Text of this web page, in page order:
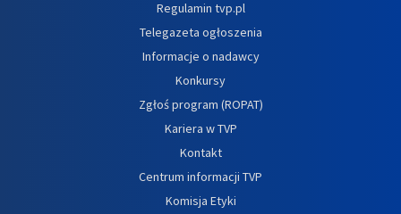
Regulamin tvp.pl
Telegazeta ogłoszenia
Informacje o nadawcy
Konkursy
Zgłoś program (ROPAT)
Kariera w TVP
Kontakt
Centrum informacji TVP
Komisja Etyki